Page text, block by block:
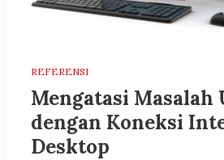
REFERENSI
Mengatasi Masalah
dengan Koneksi
Desktop